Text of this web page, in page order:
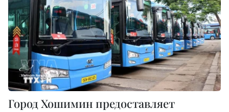
Город Хошимин предоставляет